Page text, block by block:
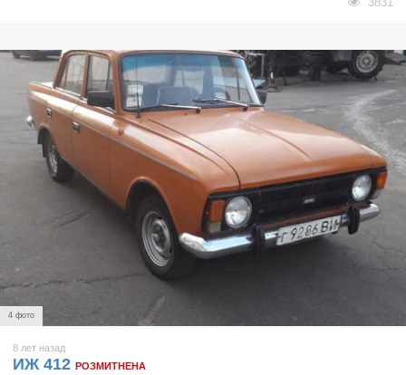
4 фото
8 лет назад
ИЖ 412 РОЗМИТНЕНА